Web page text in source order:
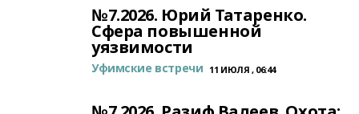
№7.2026. Юрий Татаренко.
Сфера повышенной
уязвимости
Уфимские встречи 11 ИЮЛЯ , 06:44